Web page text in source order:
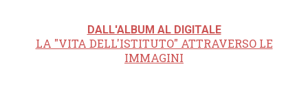
DALL'ALBUM AL DIGITALE
LA "VITA DELL'ISTITUTO" ATTRAVERSO LE
IMMAGINI